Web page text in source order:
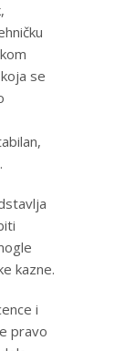
se
kazne.
i
pravo